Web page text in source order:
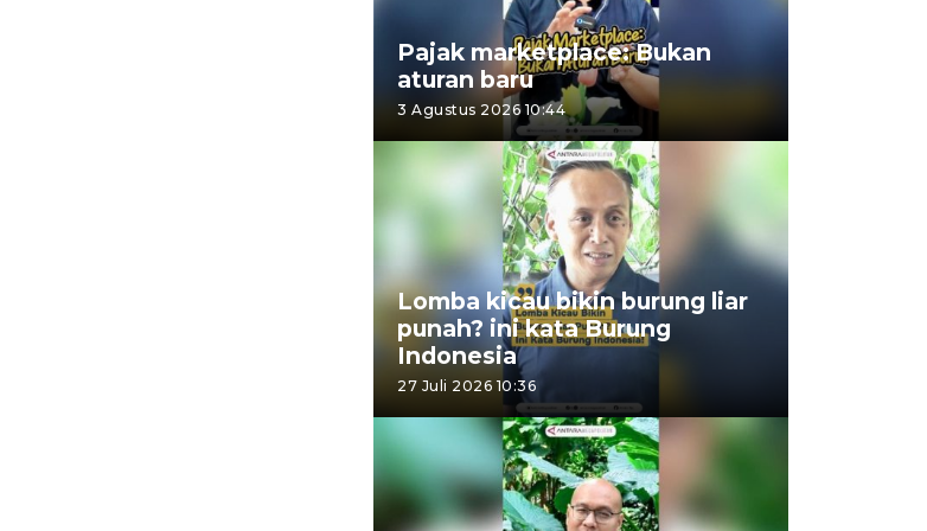
Pajak marketplace: Bukan
aturan baru
3 Agustus 2026 10:44
Lomba kicau bikin burung liar
punah? ini kata Burung
Indonesia
27 Juli 2026 10:36